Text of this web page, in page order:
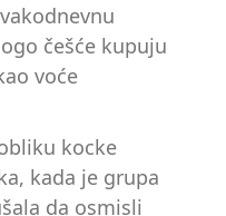
češće kupuju
voće
kocke
kada je grupa
da osmisli